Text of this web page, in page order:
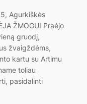
Agurkiškės
ŽMOGUI Praėjo
gruodį,
žvaigždėms,
kartu su Artimu
toliau
pasidalinti